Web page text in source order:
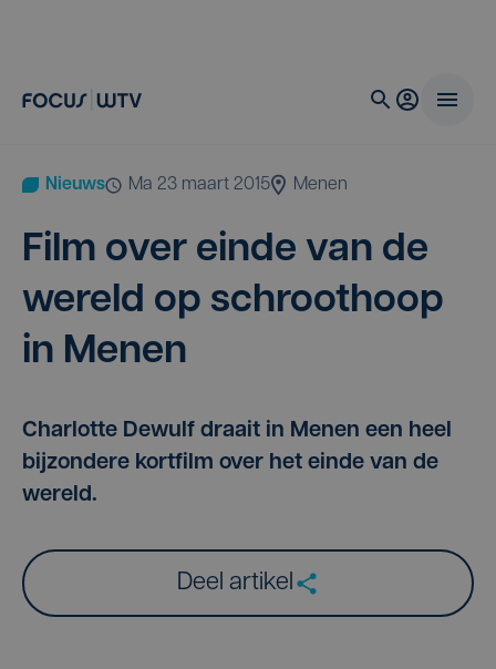
Nieuws ma 23 maart 2015 Menen
Film over ein­de van de
wereld op schroot­hoop
in Menen
Charlotte Dewulf draait in Menen een heel
bijzondere kortfilm over het einde van de
wereld.
Deel artikel